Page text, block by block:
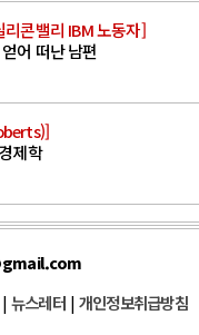
콘밸리 IBM 노동자]
어 떠난 남편
제학
| 뉴스레터| 개인정보취급방침